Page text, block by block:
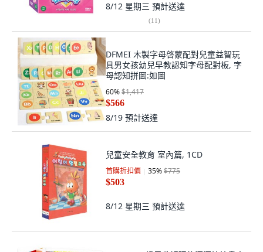
8/12 星期三 預計送達
(11)
DFMEI 木製字母啓蒙配對兒童益智玩
具男女孩幼兒早教認知字母配對板, 字
母認知拼圖:如圖
60%$1,417
$566
8/19 預計送達
兒童安全教育 室內篇, 1CD
首購折扣價 35%$775
$503
8/12 星期三 預計送達